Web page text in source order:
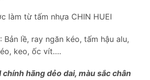
làm từ tấm nhựa CHIN HUEI
Bản lề, ray ngăn kéo, tấm hậu alu,
keo, ốc vít….
chính hãng dẻo dai, màu sắc chân